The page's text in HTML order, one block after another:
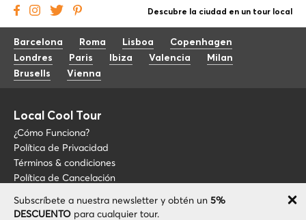
Subscríbete a nuestra newsletter y obtén un 5%
DESCUENTO para cualquier tour.
Descubre la ciudad en un tour local
Barcelona Roma Lisboa
Copenhagen
Londres
Paris Ibiza Valencia
Milan
Brusells
Vienna
Local Cool Tour
¿Cómo Funciona?
Política de Privacidad
Términos & condiciones
Política de Cancelación
Blog
+34 675 176 220